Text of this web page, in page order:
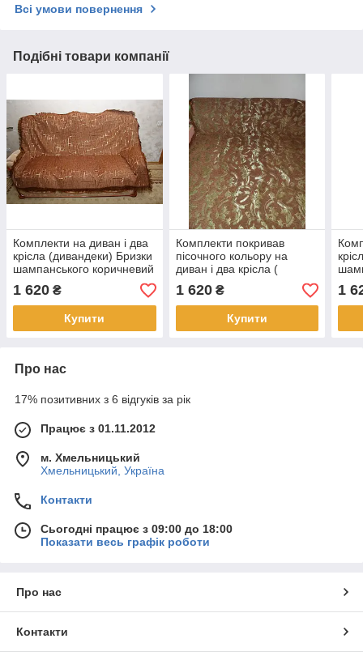
Всі умови повернення
Подібні товари компанії
Комплекти на диван і два
крісла (дивандеки) Бризки
шампанського коричневий
1 620 ₴
Купити
Комплекти покривав
пісочного кольору на
диван і два крісла (
дивандеки).
1 620₴
Купити
1
Про нас
17% позитивних з 6 відгуків за рік
Працює з 01.11.2012
м. Хмельницький
Хмельницький, Україна
Контакти
Сьогодні працює з 09:00 до 18:00
Показати весь графік роботи
Про нас
Контакти